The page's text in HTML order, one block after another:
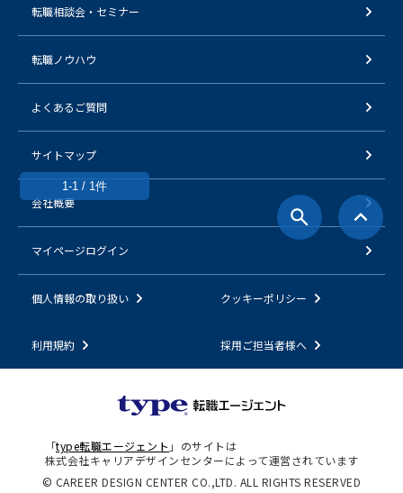
1-1 / 1件
転職相談会・セミナー
転職ノウハウ
よくあるご質問
サイトマップ
会社概要
マイページログイン
個人情報の取り扱い クッキーポリシー
利用規約 採用ご担当者様へ
「type転職エージェント 」のサイトは
株式会社キャリアデザインセンターによって運営されています
© CAREER DESIGN CENTER CO.,LTD. ALL RIGHTS RESERVED